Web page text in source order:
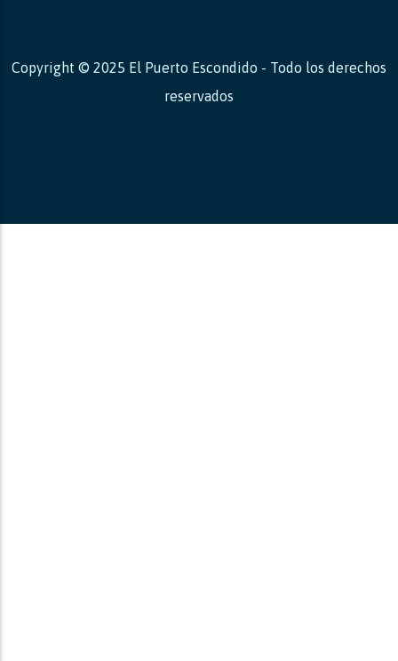
Copyright © 2025 El Puerto Escondido - Todo los derechos
reservados